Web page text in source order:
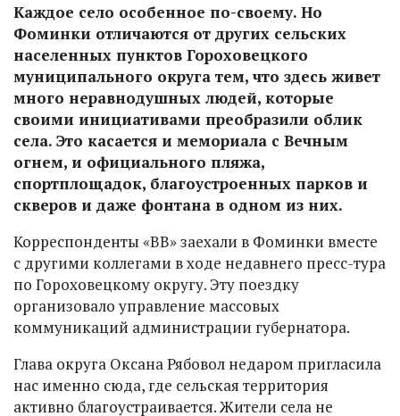
Каждое село особенное по-своему. Но
Фоминки отличаются от других сельских
населенных пунктов Гороховецкого
муниципального округа тем, что здесь живет
много неравнодушных людей, которые
своими инициативами преобразили облик
села. Это касается и мемориала с Вечным
огнем, и официального пляжа,
спортплощадок, благоустроенных парков и
скверов и даже фонтана в одном из них.
Корреспонденты «ВВ» заехали в Фоминки вместе
с другими коллегами в ходе недавнего пресс-тура
по Гороховецкому округу. Эту поездку
организовало управление массовых
коммуникаций администрации губернатора.
Глава округа Оксана Рябовол недаром пригласила
нас именно сюда, где сельская территория
активно благоустраивается. Жители села не